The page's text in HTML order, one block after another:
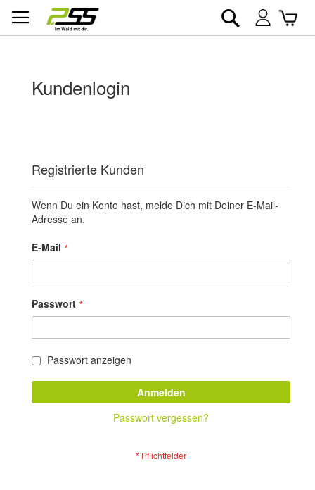
Suche
Kundenlogin
Registrierte Kunden
Wenn Du ein Konto hast, melde Dich mit Deiner E-Mail-
Adresse an.
E-Mail
Passwort
Passwort anzeigen
Anmelden
Passwort vergessen?